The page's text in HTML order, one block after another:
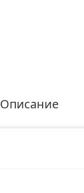
Описание